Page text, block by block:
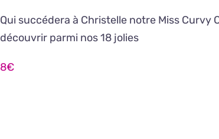
Qui succédera à Christelle notre Miss Curvy
découvrir parmi nos 18 jolies
8€